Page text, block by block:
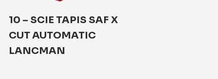
10 – SCIE TAPIS SAF X
CUT AUTOMATIC
LANCMAN